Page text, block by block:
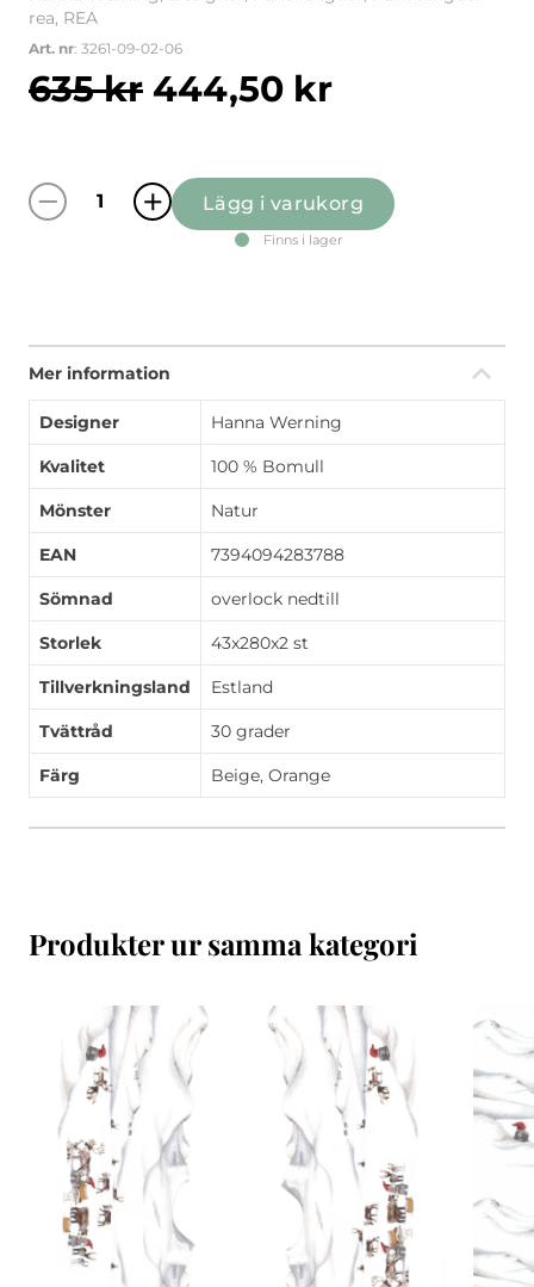
rea, REA
Art. nr: 3261-09-02-06
635kr Det ursprungliga
444,50 krDet
Landet Bubblar orange/beige panellängd 2-
Lägg i varukorg
Finns i lager
Mer information
Designer Hanna Werning
Kvalitet 100 % Bomull
Mönster Natur
EAN 7394094283788
Sömnad overlock nedtill
Storlek 43x280x2 st
Tillverkningsland Estland
Tvättråd 30 grader
Färg Beige, Orange
Produkter ur samma kategori